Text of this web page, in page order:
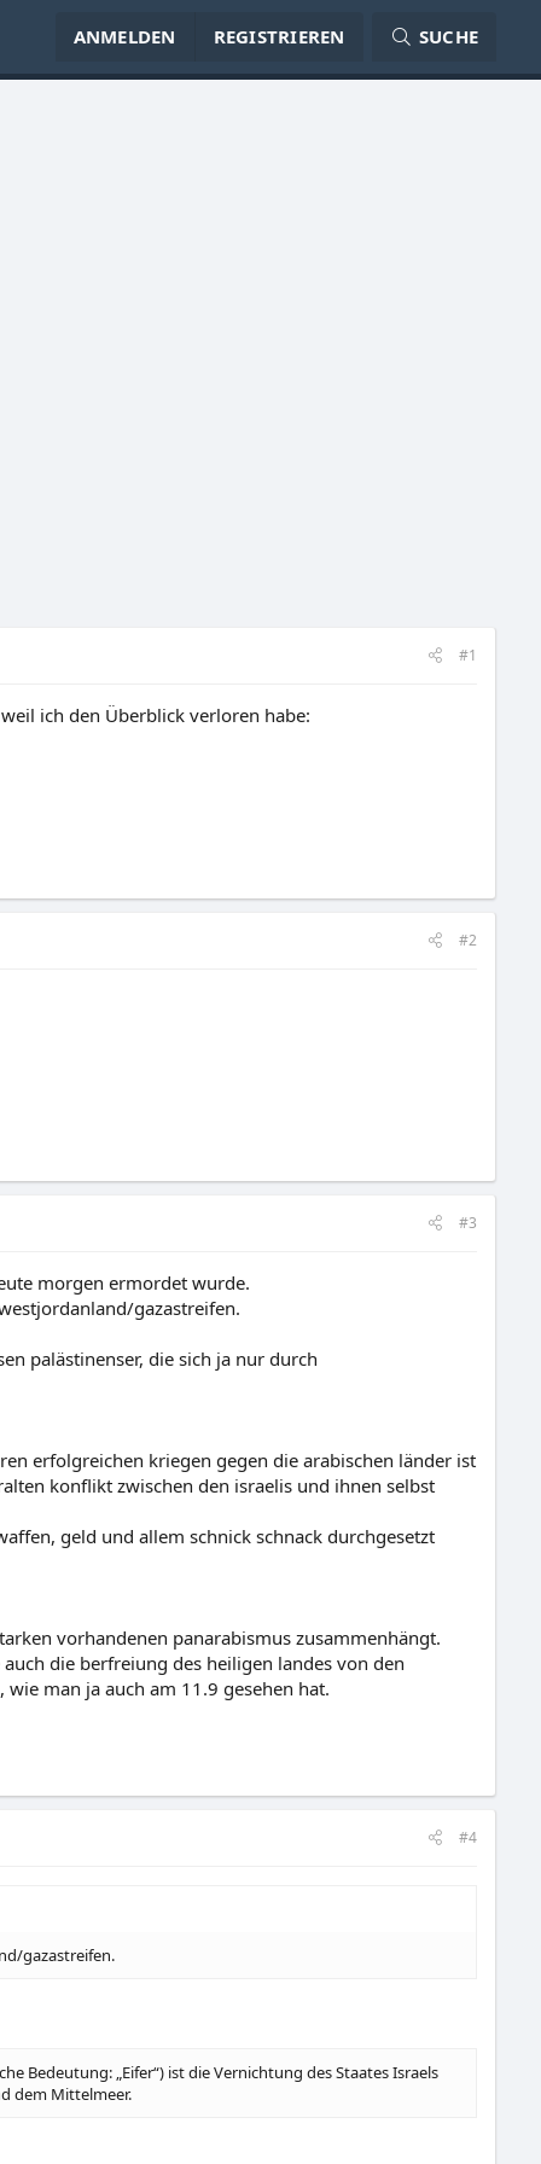
ANMELDEN REGISTRIEREN SUCHE
#1
ich den Überblick verloren habe:
#2
#3
morgen ermordet wurde.
gazastreifen.
palästinenser, die sich ja nur durch
erfolgreichen kriegen gegen die arabischen länder ist
konflikt zwischen den israelis und ihnen selbst
geld und allem schnick schnack durchgesetzt
vorhandenen panarabismus zusammenhängt.
die berfreiung des heiligen landes von den
man ja auch am 11.9 gesehen hat.
#4
gazastreifen.
Bedeutung: „Eifer“) ist die Vernichtung des Staates Israels
dem Mittelmeer.